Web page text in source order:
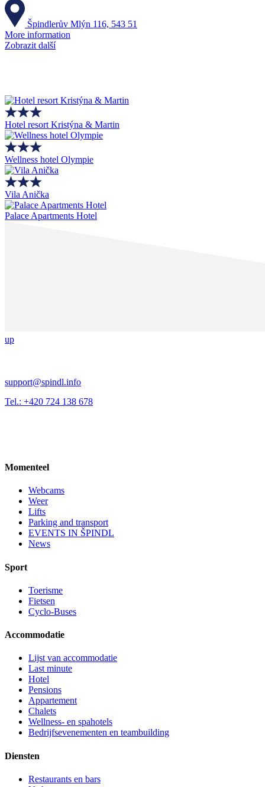
Špindlerův Mlýn 116, 543 51
More information
Zobrazit další
Hotel resort Kristýna & Martin
Wellness hotel Olympie
Vila Anička
Palace Apartments Hotel
up
support@spindl.info
Tel.: +420 724 138 678
Momenteel
Webcams
Weer
Lifts
Parking and transport
EVENTS IN ŠPINDL
News
Sport
Toerisme
Fietsen
Cyclo-Buses
Accommodatie
Lijst van accommodatie
Last minute
Hotel
Pensions
Appartement
Chalets
Wellness- en spahotels
Bedrijfsevenementen en teambuilding
Diensten
Restaurants en bars